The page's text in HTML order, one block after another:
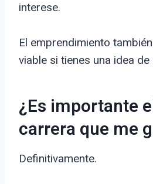
interese.
El emprendimiento
viable si tienes una idea de
¿Es importante
carrera que me
Definitivamente.